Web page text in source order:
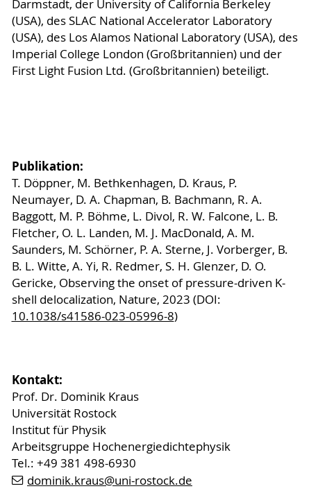
Darmstadt, der University of California Berkeley
(USA), des SLAC National Accelerator Laboratory
(USA), des Los Alamos National Laboratory (USA), des
Imperial College London (Großbritannien) und der
First Light Fusion Ltd. (Großbritannien) beteiligt.
Publikation:
T. Döppner, M. Bethkenhagen, D. Kraus, P.
Neumayer, D. A. Chapman, B. Bachmann, R. A.
Baggott, M. P. Böhme, L. Divol, R. W. Falcone, L. B.
Fletcher, O. L. Landen, M. J. MacDonald, A. M.
Saunders, M. Schörner, P. A. Sterne, J. Vorberger, B.
B. L. Witte, A. Yi, R. Redmer, S. H. Glenzer, D. O.
Gericke, Observing the onset of pressure-driven K-
shell delocalization, Nature, 2023 (DOI:
10.1038/s41586-023-05996-8)
Kontakt:
Prof. Dr. Dominik Kraus
Universität Rostock
Institut für Physik
Arbeitsgruppe Hochenergiedichtephysik
Tel.: +49 381 498-6930
dominik.kraus@uni-rostock.de